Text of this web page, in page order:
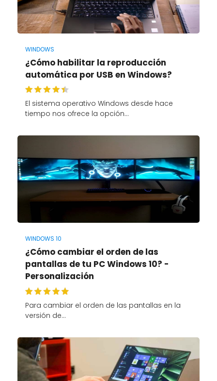
WINDOWS
¿Cómo habilitar la reproducción
automática por USB en Windows?
El sistema operativo Windows desde hace
tiempo nos ofrece la opción…
WINDOWS 10
¿Cómo cambiar el orden de las
pantallas de tu PC Windows 10? -
Personalización
Para cambiar el orden de las pantallas en la
versión de…